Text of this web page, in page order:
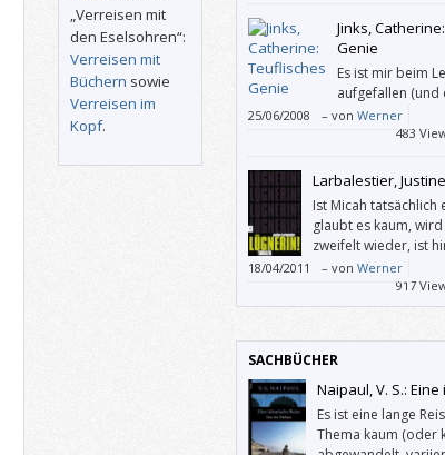
„Verreisen mit
den Eselsohren“:
Verreisen mit
Büchern sowie
Verreisen im
Kopf.
Jinks,
Genie
Es ist mir beim
aufgefallen (und
Verlag auch nicht
dass dieses Buch für “young
Doch das macht rein gar
“Teuflisches Genie” die
Jugendlichen einnimmt, ist es
gewiss geeignet; für jung
Fälle.
25/06/2008 – von Werner
483
Larbalestier,
Ist Micah tatsächlich
glaubt es kaum,
zweifelt wieder, ist
hergerissen. Bis
Buches hinaus.
18/04/2011 – von Werner
917
SACHBÜCHER
Naipaul, V. S.:
Es ist eine lange
Thema kaum (oder